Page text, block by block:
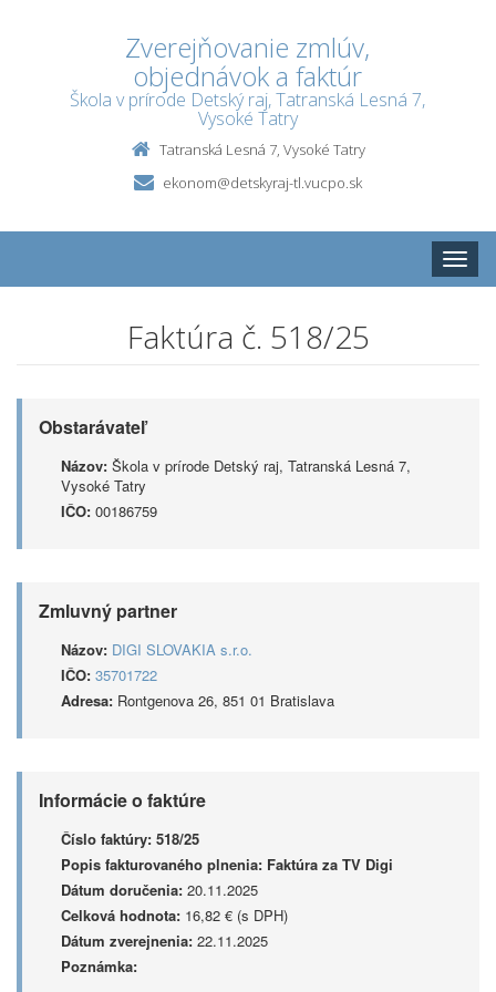
Zverejňovanie zmlúv,
objednávok a faktúr
Škola v prírode Detský raj, Tatranská Lesná 7,
Vysoké Tatry
Tatranská Lesná 7, Vysoké Tatry
ekonom@detskyraj-tl.vucpo.sk
Toggle
Faktúra č. 518/25
Obstarávateľ
Názov: Škola v prírode Detský raj, Tatranská Lesná 7,
Vysoké Tatry
IČO: 00186759
Zmluvný partner
Názov: DIGI SLOVAKIA s.r.o.
IČO: 35701722
Adresa: Rontgenova 26, 851 01 Bratislava
Informácie o faktúre
Číslo faktúry: 518/25
Popis fakturovaného plnenia: Faktúra za TV Digi
Dátum doručenia: 20.11.2025
Celková hodnota: 16,82 € (s DPH)
Dátum zverejnenia: 22.11.2025
Poznámka: